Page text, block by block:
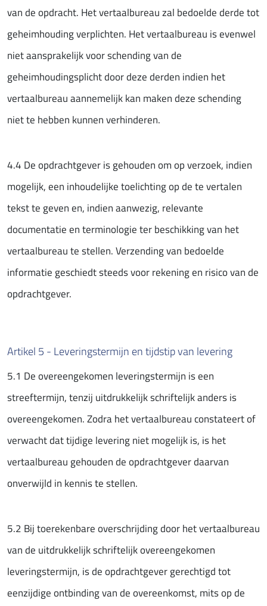
van de opdracht. Het vertaalbureau zal bedoelde derde tot
geheimhouding verplichten. Het vertaalbureau is evenwel
niet aansprakelijk voor schending van de
geheimhoudingsplicht door deze derden indien het
vertaalbureau aannemelijk kan maken deze schending
niet te hebben kunnen verhinderen.
4.4 De opdrachtgever is gehouden om op verzoek, indien
mogelijk, een inhoudelijke toelichting op de te vertalen
tekst te geven en, indien aanwezig, relevante
documentatie en terminologie ter beschikking van het
vertaalbureau te stellen. Verzending van bedoelde
informatie geschiedt steeds voor rekening en risico van de
opdrachtgever.
Artikel 5 - Leveringstermijn en tijdstip van levering
5.1 De overeengekomen leveringstermijn is een
streeftermijn, tenzij uitdrukkelijk schriftelijk anders is
overeengekomen. Zodra het vertaalbureau constateert of
verwacht dat tijdige levering niet mogelijk is, is het
vertaalbureau gehouden de opdrachtgever daarvan
onverwijld in kennis te stellen.
5.2 Bij toerekenbare overschrijding door het vertaalbureau
van de uitdrukkelijk schriftelijk overeengekomen
leveringstermijn, is de opdrachtgever gerechtigd tot
eenzijdige ontbinding van de overeenkomst, mits op de